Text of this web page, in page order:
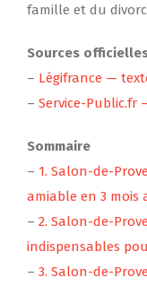
famille et du
Sources
– Légifrance —
– Service-Public.fr
Sommaire
– 1. Salon-de-
amiable en 3 mois
– 2. Salon-de-
indispensables
– 3. Salon-de-